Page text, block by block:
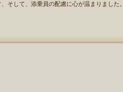
そして、添乗員の配慮に心が温まりまし